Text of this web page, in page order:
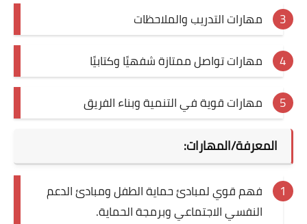
مهارات التدريب والملاحظات
مهارات تواصل ممتازة شفهيًا وكتابيًا
مهارات قوية في التنمية وبناء الفريق
المعرفة/المهارات:
فهم قوي لمبادئ حماية الطفل ومبادئ الدعم
النفسي الاجتماعي وبرمجة الحماية.